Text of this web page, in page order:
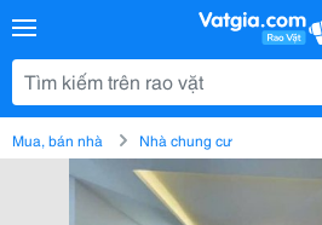
Mua, bán nhà Nhà chung cư